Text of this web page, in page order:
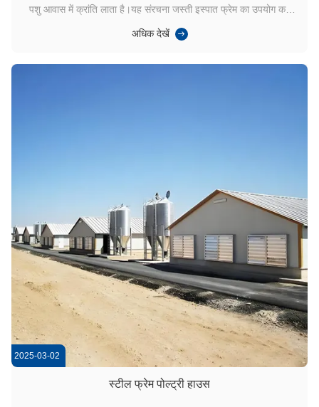
पशु आवास में क्रांति लाता है।यह संरचना जस्ती इस्पात फ्रेम का उपयोग कर
है, जबकि अनुकूलन योग्य विभाजन विभिन्न झुंड आकारों के लिए लचीले स्थान
अधिक देखें
2025-03-02
स्टील फ्रेम पोल्ट्री हाउस